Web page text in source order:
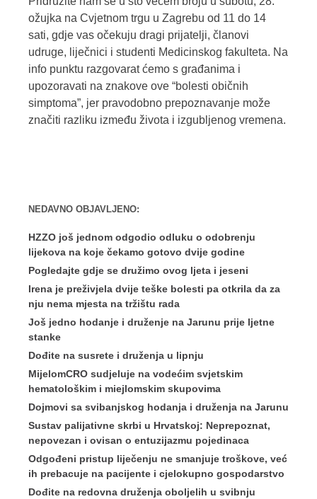
ožujka na Cvjetnom trgu u Zagrebu od 11 do 14
sati, gdje vas očekuju dragi prijatelji, članovi
udruge, liječnici i studenti Medicinskog fakulteta. Na
info punktu razgovarat ćemo s građanima i
upozoravati na znakove ove “bolesti običnih
simptoma”, jer pravodobno prepoznavanje može
značiti razliku između života i izgubljenog vremena.
NEDAVNO OBJAVLJENO:
HZZO još jednom odgodio odluku o odobrenju
lijekova na koje čekamo gotovo dvije godine
Pogledajte gdje se družimo ovog ljeta i jeseni
Irena je preživjela dvije teške bolesti pa otkrila da za
nju nema mjesta na tržištu rada
Još jedno hodanje i druženje na Jarunu prije ljetne
stanke
Dođite na susrete i druženja u lipnju
MijelomCRO sudjeluje na vodećim svjetskim
hematološkim i miejlomskim skupovima
Dojmovi sa svibanjskog hodanja i druženja na Jarunu
Sustav palijativne skrbi u Hrvatskoj: Neprepoznat,
nepovezan i ovisan o entuzijazmu pojedinaca
Odgođeni pristup liječenju ne smanjuje troškove, već
ih prebacuje na pacijente i cjelokupno gospodarstvo
Dođite na redovna druženja oboljelih u svibnju